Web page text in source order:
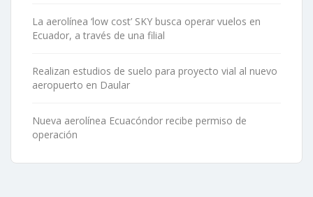
La aerolínea ‘low cost’ SKY busca operar vuelos en
Ecuador, a través de una filial
Realizan estudios de suelo para proyecto vial al nuevo
aeropuerto en Daular
Nueva aerolínea Ecuacóndor recibe permiso de
operación